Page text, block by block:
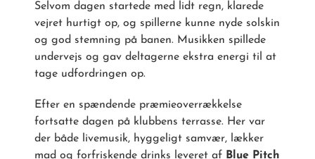
Selvom dagen startede med lidt regn, klarede
vejret hurtigt op, og spillerne kunne nyde solskin
og god stemning på banen. Musikken spillede
undervejs og gav deltagerne ekstra energi til at
tage udfordringen op.
Efter en spændende præmieoverrækkelse
fortsatte dagen på klubbens terrasse. Her var
der både livemusik, hyggeligt samvær, lækker
mad og forfriskende drinks leveret af Blue Pitch